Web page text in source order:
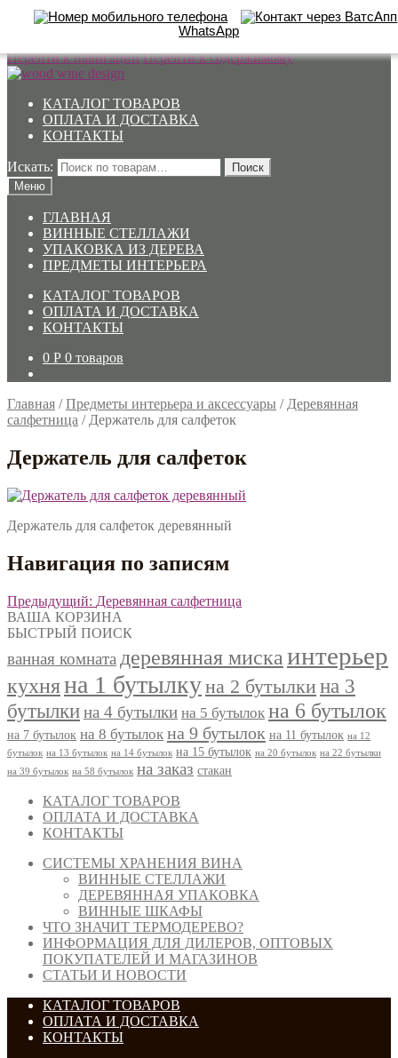
WhatsApp
Перейти к навигации Перейти к содержимому
КАТАЛОГ ТОВАРОВ
ОПЛАТА И ДОСТАВКА
КОНТАКТЫ
Искать:
Поиск
Меню
ГЛАВНАЯ
ВИННЫЕ СТЕЛЛАЖИ
УПАКОВКА ИЗ ДЕРЕВА
ПРЕДМЕТЫ ИНТЕРЬЕРА
КАТАЛОГ ТОВАРОВ
ОПЛАТА И ДОСТАВКА
КОНТАКТЫ
0 Р 0 товаров
Главная /Предметы интерьера и аксессуары / Деревянная
салфетница / Держатель для салфеток
Держатель для салфеток
Держатель для салфеток деревянный
Навигация по записям
Предыдущий: Деревянная салфетница
ВАША КОРЗИНА
БЫСТРЫЙ ПОИСК
ванная комната деревянная миска интерьер
кухняна 1 бутылкуна 2 бутылки на 3
бутылкина 4 бутылки на 5 бутылок на 6 бутылок
на 7 бутылок на 8 бутылок на 9 бутылок на 11 бутылок на 12
бутылок на 13 бутылок на 14 бутылок на 15 бутылок на 20 бутылок на 22 бутылки
на 39 бутылок на 58 бутылок на заказ стакан
КАТАЛОГ ТОВАРОВ
ОПЛАТА И ДОСТАВКА
КОНТАКТЫ
СИСТЕМЫ ХРАНЕНИЯ ВИНА
ВИННЫЕ СТЕЛЛАЖИ
ДЕРЕВЯННАЯ УПАКОВКА
ВИННЫЕ ШКАФЫ
ЧТО ЗНАЧИТ ТЕРМОДЕРЕВО?
ИНФОРМАЦИЯ ДЛЯ ДИЛЕРОВ, ОПТОВЫХ
ПОКУПАТЕЛЕЙ И МАГАЗИНОВ
СТАТЬИ И НОВОСТИ
КАТАЛОГ ТОВАРОВ
ОПЛАТА И ДОСТАВКА
КОНТАКТЫ